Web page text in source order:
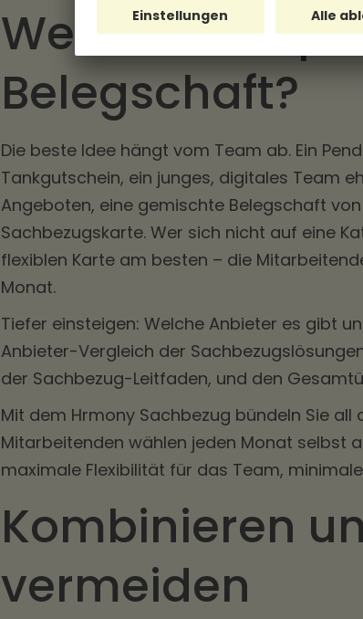
Welche Idee
Belegschaft?
Die beste Idee hängt vom Team ab. Ein
Tankgutschein, ein junges, digitales Team
Angeboten, eine gemischte Belegschaft
Sachbezugskarte. Wer sich nicht auf eine
flexiblen Karte am besten – die
Monat.
Tiefer einsteigen: Welche Anbieter es gibt
Anbieter-Vergleich der
der Sachbezug-Leitfaden, und den
Mit dem Hrmony Sachbezug bündeln Sie all
Mitarbeitenden wählen jeden Monat selbst
maximale Flexibilität für das Team,
Kombinieren
vermeiden